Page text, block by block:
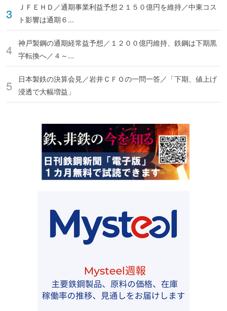
ＪＦＥＨＤ／通期事業利益予想２１５０億円を維持／中東コス
ト影響は通期６...
神戸製鋼の通期経常益予想／１２００億円維持、鉄鋼は下期黒
字転換へ／４～...
日本製鉄の決算会見／岩井ＣＦＯの一問一答／「下期、値上げ
浸透で大幅増益」